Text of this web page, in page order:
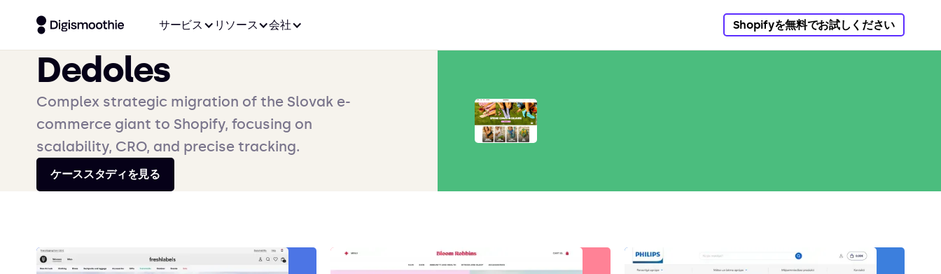
サービス リソース 会社 Shopifyを無料でお試しください
Dedoles
Complex strategic migration of the Slovak e-
commerce giant to Shopify, focusing on
scalability, CRO, and precise tracking.
ケーススタディを見る